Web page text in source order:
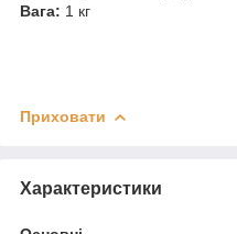
Вага: 1 кг
Приховати
Характеристики